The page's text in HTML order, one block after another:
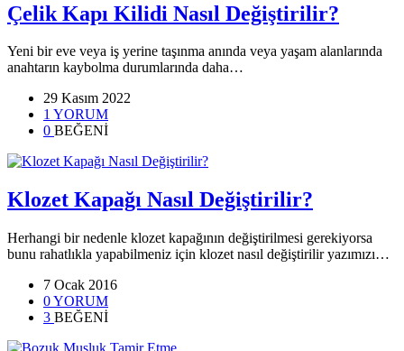
Çelik Kapı Kilidi Nasıl Değiştirilir?
Yeni bir eve veya iş yerine taşınma anında veya yaşam alanlarında
anahtarın kaybolma durumlarında daha…
29 Kasım 2022
1 YORUM
0 BEĞENİ
Klozet Kapağı Nasıl Değiştirilir?
Herhangi bir nedenle klozet kapağının değiştirilmesi gerekiyorsa
bunu rahatlıkla yapabilmeniz için klozet nasıl değiştirilir yazımızı…
7 Ocak 2016
0 YORUM
3 BEĞENİ